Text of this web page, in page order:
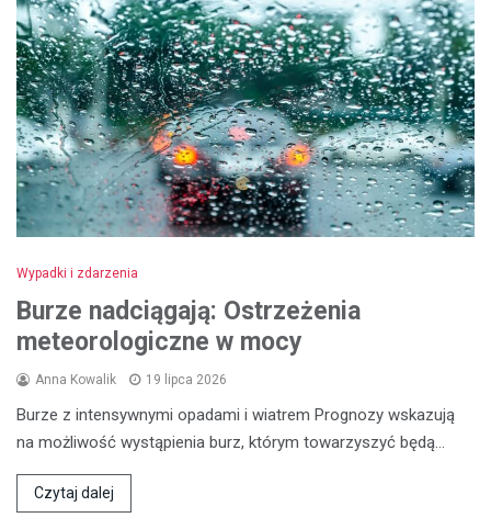
Wypadki i zdarzenia
Burze nadciągają: Ostrzeżenia
meteorologiczne w mocy
Anna Kowalik 19 lipca 2026
Burze z intensywnymi opadami i wiatrem Prognozy wskazują
na możliwość wystąpienia burz, którym towarzyszyć będą…
Czytaj dalej